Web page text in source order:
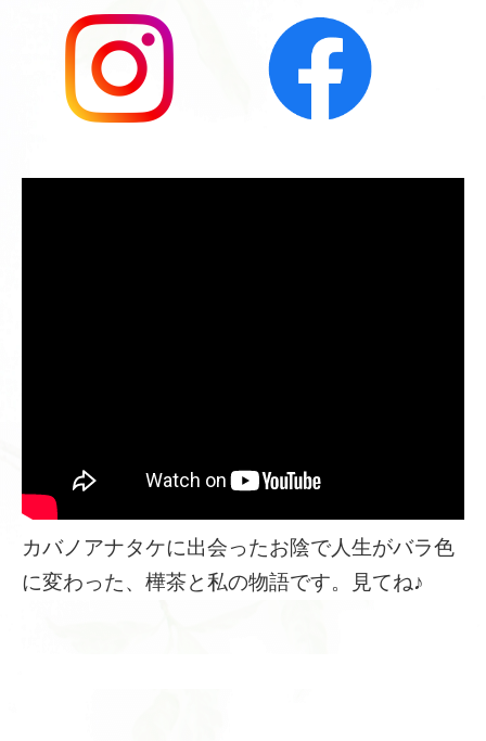
カバノアナタケに出会ったお陰で人生がバラ色
に変わった、樺茶と私の物語です。見てね♪